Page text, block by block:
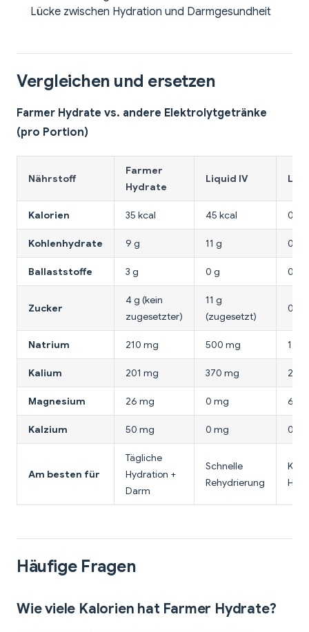
Lücke zwischen Hydration und Darmgesundheit
Vergleichen und ersetzen
Farmer Hydrate vs. andere Elektrolytgetränke
(pro Portion)
Nährstoff
Farmer
Hydrate
Liquid IV
Kalorien 35 kcal 45 kcal 0
Kohlenhydrate 9 g 11 g 0 g
Ballaststoffe 3 g 0 g 0 g
Zucker
4 g (kein
zugesetzter)
11 g
(zugesetzt)
0 g
Natrium 210 mg 500 mg
Kalium 201 mg 370 mg 200
Magnesium 26 mg 0 mg 60
Kalzium 50 mg 0 mg 0
Am besten für
Tägliche
Hydration +
Darm
Schnelle
Rehydrierung
Häufige Fragen
Wie viele Kalorien hat Farmer Hydrate?